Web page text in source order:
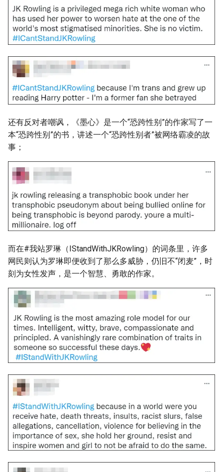
还有反对者嘲讽，《墨心》是一个“恐跨性别”的作家写了一
本“恐跨性别”的书，讲述一个“恐跨性别者”被网络霸凌的故
事；
而在#我站罗琳（IStandWithJKRowling）的词条里，许多
网民则认为罗琳即便收到了那么多威胁，仍旧不“闭麦”，时
刻为女性发声，是一个智慧、勇敢的作家。